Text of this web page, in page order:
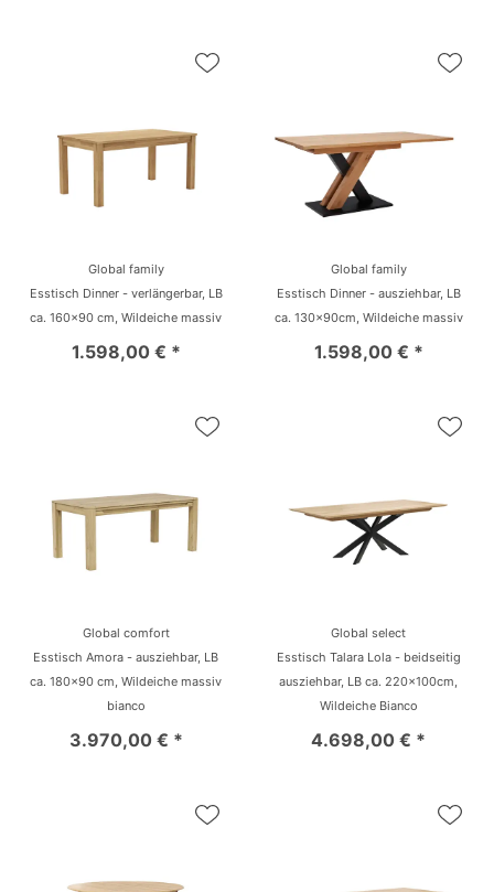
Global family
Esstisch Dinner - verlängerbar, LB
ca. 160x90 cm, Wildeiche massiv
1.598,00 € *
Global family
Esstisch Dinner - ausziehbar, LB
ca. 130x90cm, Wildeiche massiv
1.598,00 € *
Global comfort
Esstisch Amora - ausziehbar, LB
ca. 180x90 cm, Wildeiche massiv
bianco
3.970,00 € *
Global select
Esstisch Talara Lola - beidseitig
ausziehbar, LB ca. 220x100cm,
Wildeiche Bianco
4.698,00 € *